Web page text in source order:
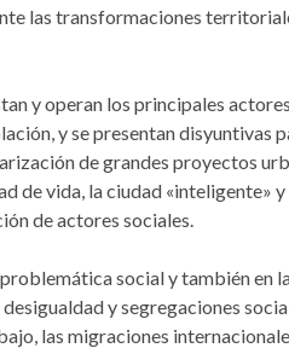
las transformaciones
y operan los principales
y se presentan disyuntivas
de grandes proyectos
de vida, la ciudad «inteligente»
de actores sociales.
social y también en
y segregaciones
las migraciones